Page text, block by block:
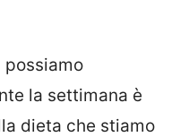
possiamo
la settimana è
dieta che stiamo